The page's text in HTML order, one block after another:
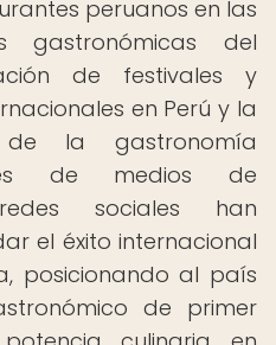
peruanos en las
gastronómicas del
de festivales y
en Perú y la
la gastronomía
de medios de
sociales han
el éxito internacional
posicionando al país
de primer